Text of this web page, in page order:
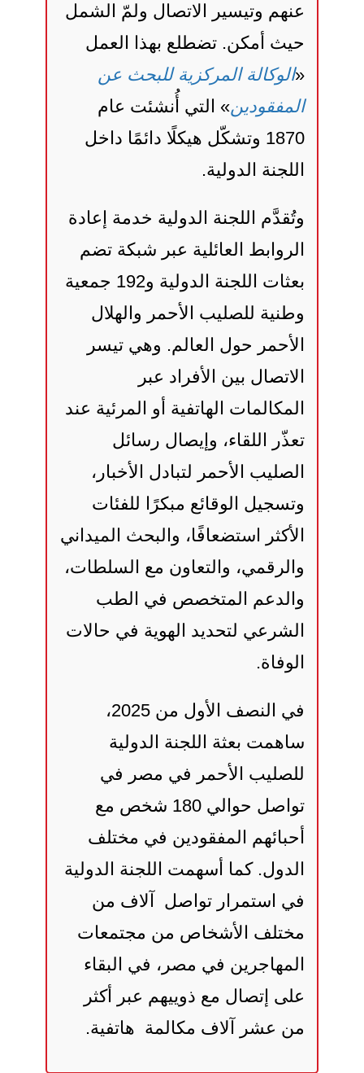
عنهم وتيسير الاتصال ولمّ الشمل
حيث أمكن. تضطلع بهذا العمل
«الوكالة المركزية للبحث عن
المفقودين» التي أُنشئت عام
1870 وتشكّل هيكلًا دائمًا داخل
اللجنة الدولية.
وتُقدَّم اللجنة الدولية خدمة إعادة
الروابط العائلية عبر شبكة تضم
بعثات اللجنة الدولية و192 جمعية
وطنية للصليب الأحمر والهلال
الأحمر حول العالم. وهي تيسر
الاتصال بين الأفراد عبر
المكالمات الهاتفية أو المرئية عند
تعذّر اللقاء، وإيصال رسائل
الصليب الأحمر لتبادل الأخبار،
وتسجيل الوقائع مبكرًا للفئات
الأكثر استضعافًا، والبحث الميداني
والرقمي، والتعاون مع السلطات،
والدعم المتخصص في الطب
الشرعي لتحديد الهوية في حالات
الوفاة.
في النصف الأول من 2025،
ساهمت بعثة اللجنة الدولية
للصليب الأحمر في مصر في
تواصل حوالي 180 شخص مع
أحبائهم المفقودين في مختلف
الدول. كما أسهمت اللجنة الدولية
في استمرار تواصل آلاف من
مختلف الأشخاص من مجتمعات
المهاجرين في مصر، في البقاء
على إتصال مع ذوييهم عبر أكثر
من عشر آلاف مكالمة هاتفية.